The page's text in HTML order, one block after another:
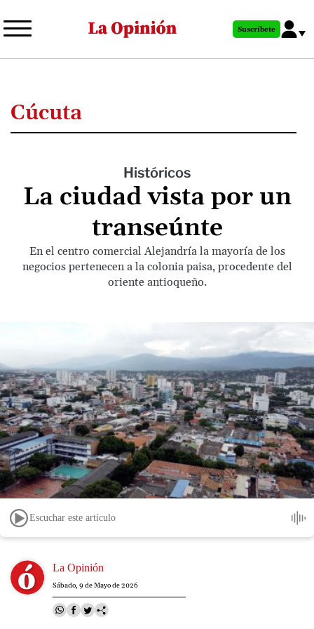
al
principal
Suscríbete
Cúcuta
Históricos
La ciudad vista por un
transeúnte
En el centro comercial Alejandría la mayoría de los
negocios pertenecen a la colonia paisa, procedente del
oriente antioqueño.
Escuchar este artículo
Image La Opinión
Sábado, 9 de Mayo de 2026